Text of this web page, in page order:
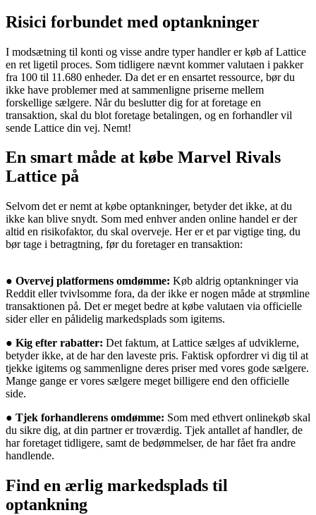
Risici forbundet med optankninger
I modsætning til konti og visse andre typer handler er køb af Lattice
en ret ligetil proces. Som tidligere nævnt kommer valutaen i pakker
fra 100 til 11.680 enheder. Da det er en ensartet ressource, bør du
ikke have problemer med at sammenligne priserne mellem
forskellige sælgere. Når du beslutter dig for at foretage en
transaktion, skal du blot foretage betalingen, og en forhandler vil
sende Lattice din vej. Nemt!
En smart måde at købe Marvel Rivals
Lattice på
Selvom det er nemt at købe optankninger, betyder det ikke, at du
ikke kan blive snydt. Som med enhver anden online handel er der
altid en risikofaktor, du skal overveje. Her er et par vigtige ting, du
bør tage i betragtning, før du foretager en transaktion:
● Overvej platformens omdømme: Køb aldrig optankninger via
Reddit eller tvivlsomme fora, da der ikke er nogen måde at strømline
transaktionen på. Det er meget bedre at købe valutaen via officielle
sider eller en pålidelig markedsplads som igitems.
● Kig efter rabatter: Det faktum, at Lattice sælges af udviklerne,
betyder ikke, at de har den laveste pris. Faktisk opfordrer vi dig til at
tjekke igitems og sammenligne deres priser med vores gode sælgere.
Mange gange er vores sælgere meget billigere end den officielle
side.
● Tjek forhandlerens omdømme: Som med ethvert onlinekøb skal
du sikre dig, at din partner er troværdig. Tjek antallet af handler, de
har foretaget tidligere, samt de bedømmelser, de har fået fra andre
handlende.
Find en ærlig markedsplads til
optankning